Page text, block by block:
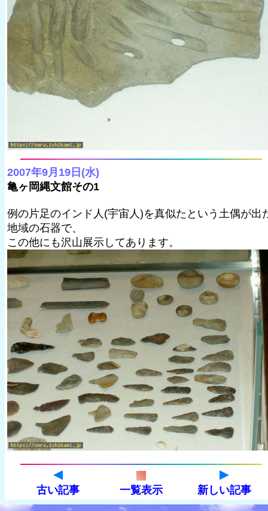
2007年9月19日(水)
亀ヶ岡縄文館その1
例の片足のインド人(宇宙人)を真似たという土偶が出
地域の石器で、
この他にも沢山展示してあります。
古い記事 一覧表示 新しい記事